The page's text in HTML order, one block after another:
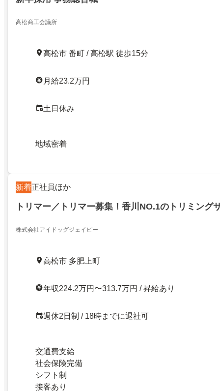
高松商工会議所
高松市 番町 / 高松駅 徒歩15分
月給23.2万円
土日休み
地域密着
新着正社員ほか
トリマー／トリマー募集！香川NO.1のトリミング
株式会社アイドッグジェイピー
高松市 多肥上町
年収224.2万円〜313.7万円 / 昇給あり
週休2日制 / 18時までに退社可
交通費支給
社会保険完備
シフト制
接客あり